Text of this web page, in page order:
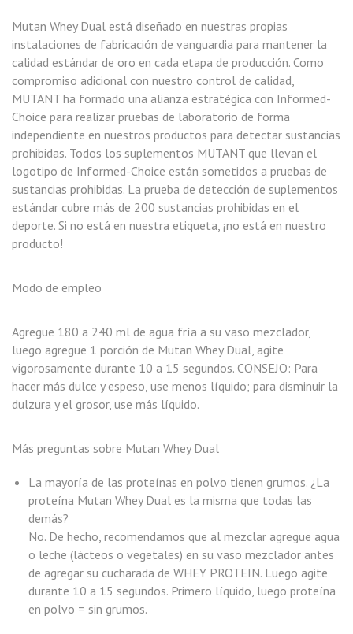
Mutan Whey Dual está diseñado en nuestras propias
instalaciones de fabricación de vanguardia para mantener la
calidad estándar de oro en cada etapa de producción. Como
compromiso adicional con nuestro control de calidad,
MUTANT ha formado una alianza estratégica con Informed-
Choice para realizar pruebas de laboratorio de forma
independiente en nuestros productos para detectar sustancias
prohibidas. Todos los suplementos MUTANT que llevan el
logotipo de Informed-Choice están sometidos a pruebas de
sustancias prohibidas. La prueba de detección de suplementos
estándar cubre más de 200 sustancias prohibidas en el
deporte. Si no está en nuestra etiqueta, ¡no está en nuestro
producto!
Modo de empleo
Agregue 180 a 240 ml de agua fría a su vaso mezclador,
luego agregue 1 porción de Mutan Whey Dual, agite
vigorosamente durante 10 a 15 segundos. CONSEJO: Para
hacer más dulce y espeso, use menos líquido; para disminuir la
dulzura y el grosor, use más líquido.
Más preguntas sobre Mutan Whey Dual
La mayoría de las proteínas en polvo tienen grumos. ¿La
proteína Mutan Whey Dual es la misma que todas las
demás?
No. De hecho, recomendamos que al mezclar agregue agua
o leche (lácteos o vegetales) en su vaso mezclador antes
de agregar su cucharada de WHEY PROTEIN. Luego agite
durante 10 a 15 segundos. Primero líquido, luego proteína
en polvo = sin grumos.